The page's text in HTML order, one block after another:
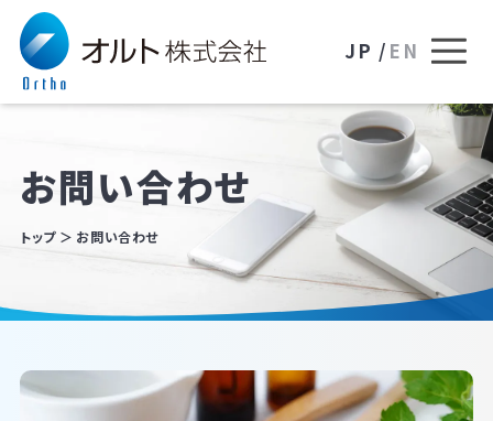
JP / EN
お問い合わせ
トップ お問い合わせ